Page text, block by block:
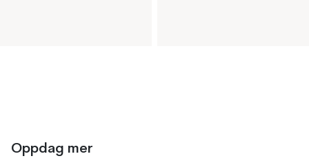
Oppdag mer